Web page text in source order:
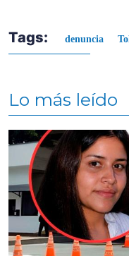
Tags: denuncia
Lo más leído
Contenido multimedia